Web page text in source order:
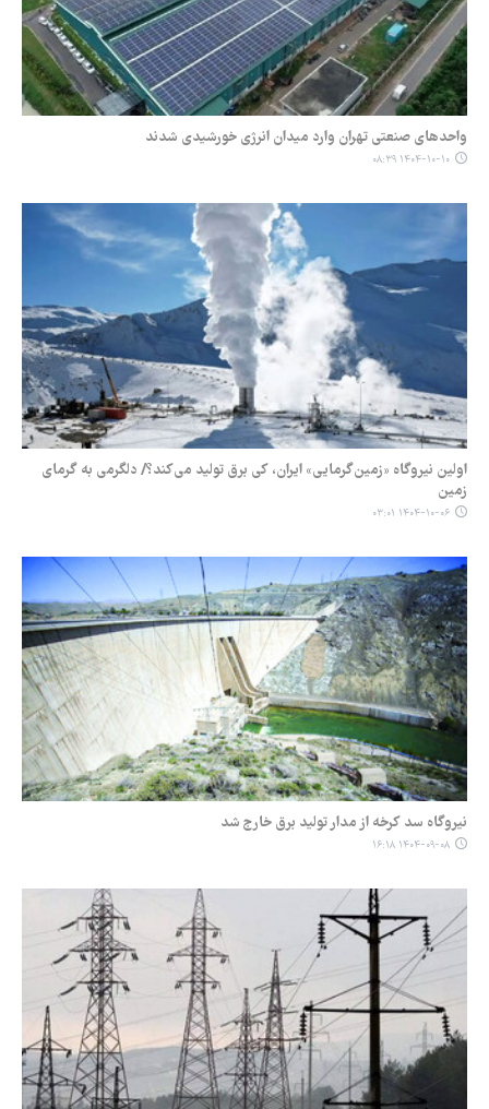
واحدهای صنعتی تهران وارد میدان انرژی خورشیدی شدند
۱۴۰۴-۱۰-۱۰ ۰۸:۳۹
اولین نیروگاه «زمین‌گرمایی» ایران، کی برق تولید می‌کند؟/ دلگرمی به گرمای
زمین
۱۴۰۴-۱۰-۰۶ ۰۳:۰۱
نیروگاه سد کرخه از مدار تولید برق خارج شد
۱۴۰۴-۰۹-۰۸ ۱۶:۱۸